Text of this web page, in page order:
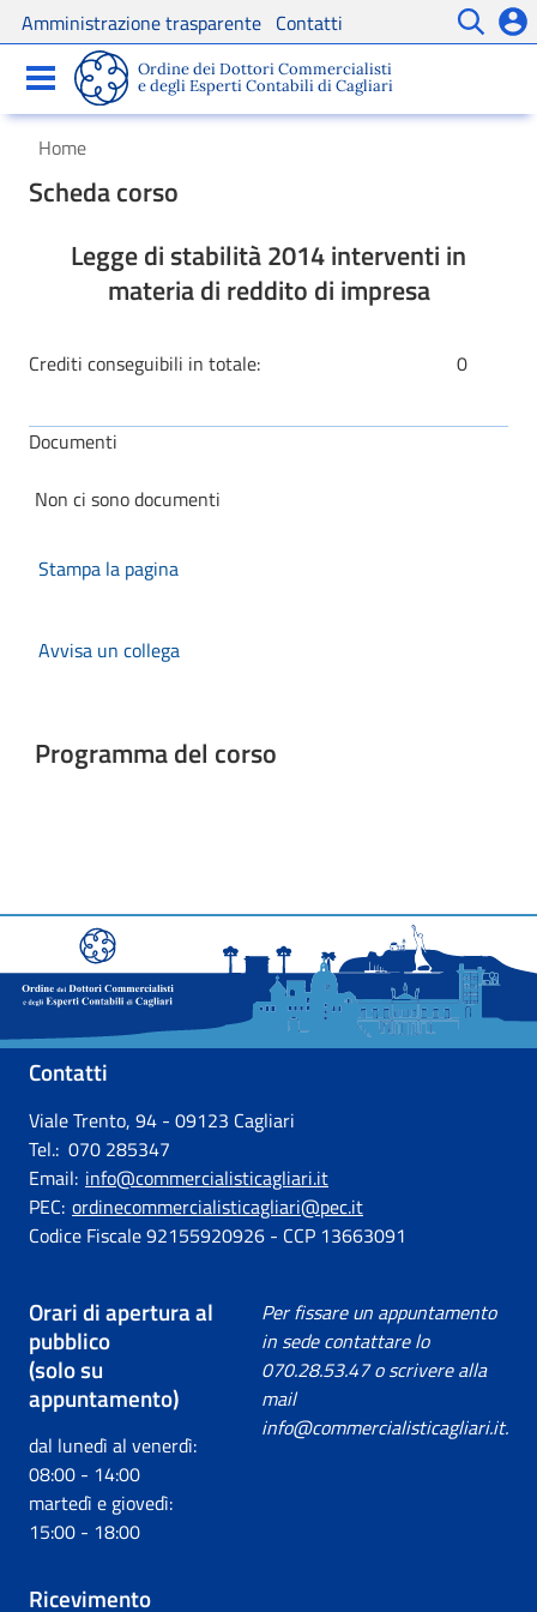
Amministrazione trasparente Contatti
Ordine dei Dottori Commercialisti
e degli Esperti Contabili di Cagliari
Servizi
Comunicazioni
Home
Scheda corso
Legge di stabilità 2014 interventi in
materia di reddito di impresa
Crediti conseguibili in totale: 0
Documenti
Non ci sono documenti
Stampa la pagina
Avvisa un collega
Programma del corso
Contatti
Viale Trento, 94 - 09123 Cagliari
Tel.: 070 285347
Email: info@commercialisticagliari.it
PEC: ordinecommercialisticagliari@pec.it
Codice Fiscale 92155920926 - CCP 13663091
Orari di apertura al
pubblico
(solo su
appuntamento)
dal lunedì al venerdì:
08:00 - 14:00
martedì e giovedì:
15:00 - 18:00
Ricevimento
Per fissare un appuntamento
in sede contattare lo
070.28.53.47 o scrivere alla
mail
info@commercialisticagliari.it.